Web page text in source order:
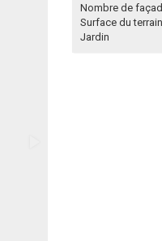
Nombre de
Surface du
Jardin